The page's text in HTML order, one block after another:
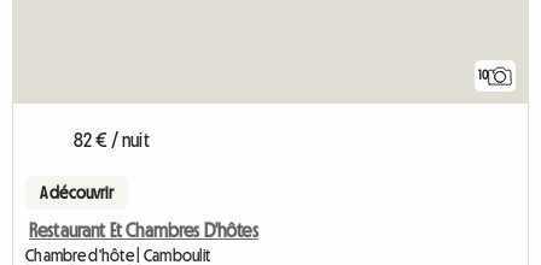
10
82 € / nuit
A découvrir
Restaurant Et Chambres D'hôtes
Chambre d'hôte | Camboulit